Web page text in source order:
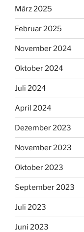
März 2025
Februar 2025
November 2024
Oktober 2024
Juli 2024
April 2024
Dezember 2023
November 2023
Oktober 2023
September 2023
Juli 2023
Juni 2023